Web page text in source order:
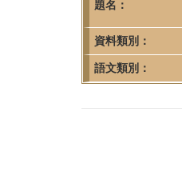
所-
首
頁
題名：
資料類別：
語文類別：